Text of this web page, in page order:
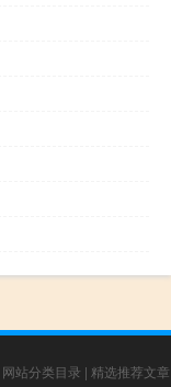
网站分类目录 | 精选推荐文章